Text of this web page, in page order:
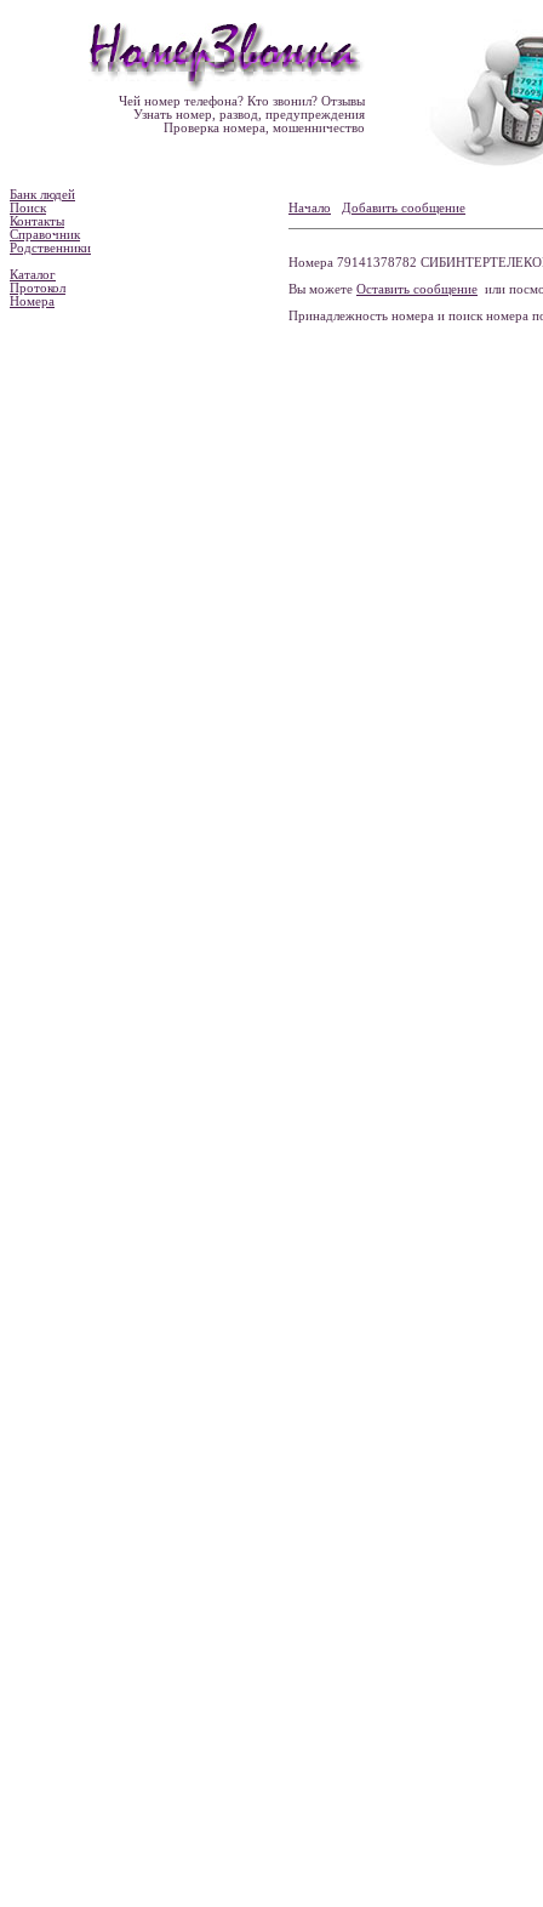
Чей номер телефона? Кто звонил? Отзывы
Узнать номер, развод, предупреждения
Проверка номера, мошенничество
Банк людей
Поиск
Контакты
Справочник
Родственники
Каталог
Протокол
Номера
Начало Добавить сообщение
Номера 79141378782 СИБИНТЕРТЕЛЕКОМ,
Вы можете Оставить сообщение или
Принадлежность номера и поиск номера